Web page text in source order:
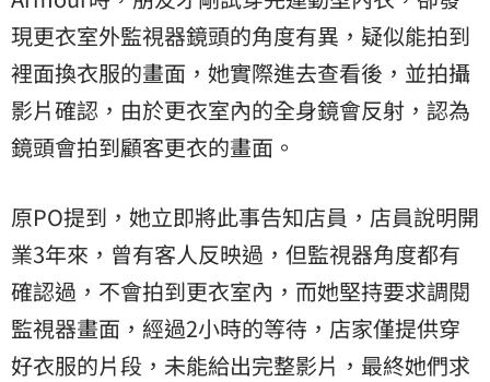
現更衣室外監視器鏡頭的角度有異，疑似能拍到
裡面換衣服的畫面，她實際進去查看後，並拍攝
影片確認，由於更衣室內的全身鏡會反射，認為
鏡頭會拍到顧客更衣的畫面。
原PO提到，她立即將此事告知店員，店員說明開
業3年來，曾有客人反映過，但監視器角度都有
確認過，不會拍到更衣室內，而她堅持要求調閱
監視器畫面，經過2小時的等待，店家僅提供穿
好衣服的片段，未能給出完整影片，最終她們求